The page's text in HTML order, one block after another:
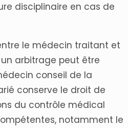
disciplinaire en cas de
le médecin traitant et
arbitrage peut être
conseil de la
conserve le droit de
du contrôle médical
notamment le